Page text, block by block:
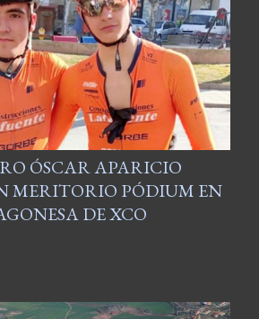
ÓSCAR APARICIO
MERITORIO PÓDIUM EN
DE XCO